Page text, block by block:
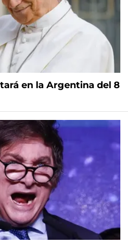
en la Argentina del 8